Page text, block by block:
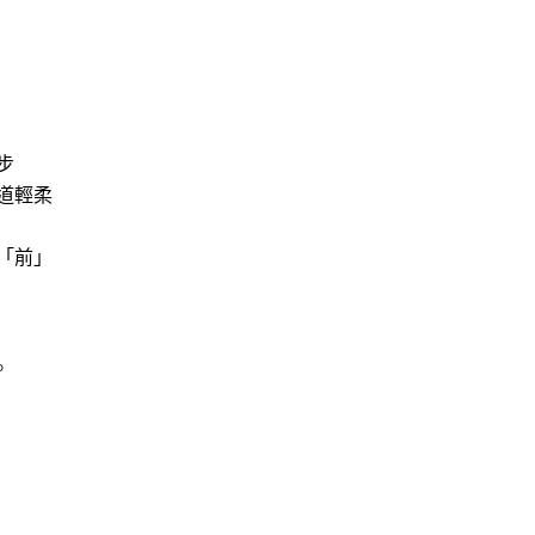
輕柔
前」